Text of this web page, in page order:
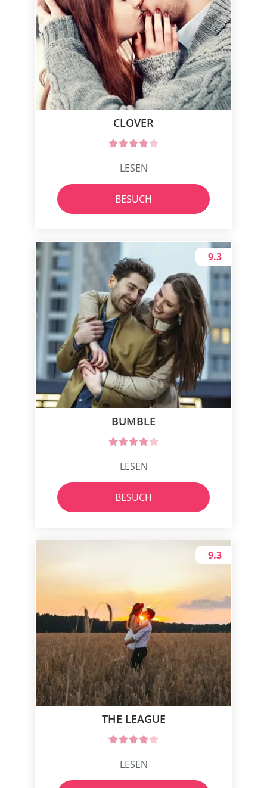
CLOVER
LESEN
BESUCH
BUMBLE
9.3
LESEN
BESUCH
THE LEAGUE
9.3
LESEN